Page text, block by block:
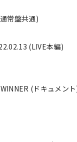
常盤共通)
(LIVE本編)
(ドキュメン